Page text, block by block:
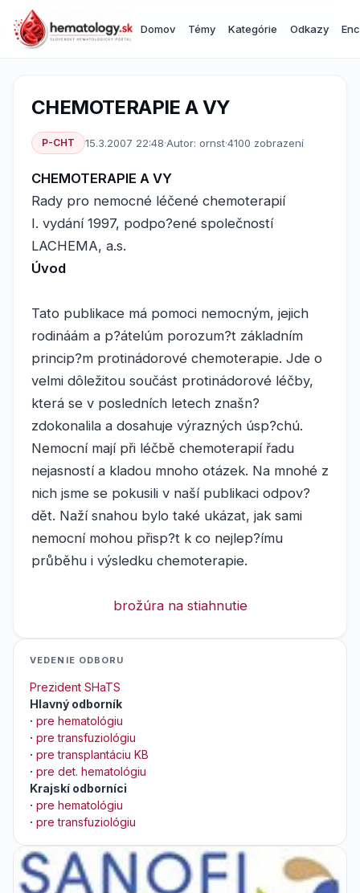
Domov Témy Kategórie Odkazy
CHEMOTERAPIE A VY
P-CHT 15.3.2007 22:48·Autor: ornst·4100 zobrazení
CHEMOTERAPIE A VY
Rady pro nemocné léčené chemoterapií
I. vydání 1997, podpo?ené společností
LACHEMA, a.s.
Úvod
Tato publikace má pomoci nemocným, jejich
rodináám a p?átelúm porozum?t základním
princip?m protinádorové chemoterapie. Jde o
velmi dôležitou součást protinádorové léčby,
která se v posledních letech znašn?
zdokonalila a dosahuje výrazných úsp?chú.
Nemocní mají při léčbě chemoterapií řadu
nejasností a kladou mnoho otázek. Na mnohé z
nich jsme se pokusili v naší publikaci odpov?
dět. Naží snahou bylo také ukázat, jak sami
nemocní mohou přisp?t k co nejlep?ímu
průběhu i výsledku chemoterapie.
brožúra na stiahnutie
VEDENIE ODBORU
Prezident SHaTS
Hlavný odborník
· pre hematológiu
· pre transfuziológiu
· pre transplantáciu KB
· pre det. hematológiu
Krajskí odborníci
· pre hematológiu
· pre transfuziológiu